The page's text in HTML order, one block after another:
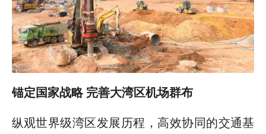
锚定国家战略 完善大湾区机场群布
纵观世界级湾区发展历程，高效协同的交通基